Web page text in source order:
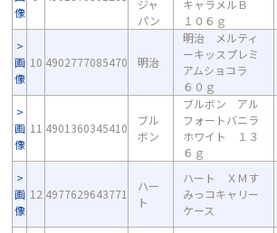
像
ジャ
パン
キャラメルＢ
１０６ｇ
画
像
10 4902777085470 明治
明治 メルティ
ーキッスプレミ
アムショコラ
６０ｇ
画
像
11 4901360345410
ブル
ボン
ブルボン アル
フォートバニラ
ホワイト １３
６ｇ
画
像
12 4977629643771
ハー
ト
ハート ＸＭす
みっコキャリー
ケース